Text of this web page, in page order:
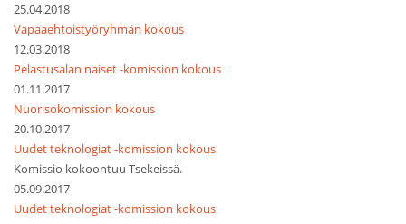
25.04.2018
Vapaaehtoistyöryhmän kokous
12.03.2018
Pelastusalan naiset -komission kokous
01.11.2017
Nuorisokomission kokous
20.10.2017
Uudet teknologiat -komission kokous
Komissio kokoontuu Tsekeissä.
05.09.2017
Uudet teknologiat -komission kokous